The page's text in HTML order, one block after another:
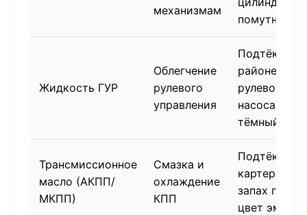
механизмам
помутнение
Жидкость ГУР
Облегчение
рулевого
управления
Подтёки в
районе
рулевой
насоса,
тёмный
Трансмиссионное
масло (АКПП/
МКПП)
Смазка и
охлаждение
КПП
Подтёки на
картере
запах гари,
цвет